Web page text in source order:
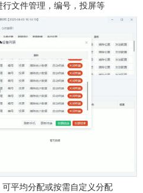
文件管理，编号，投屏等
平均分配或按需自定义分配